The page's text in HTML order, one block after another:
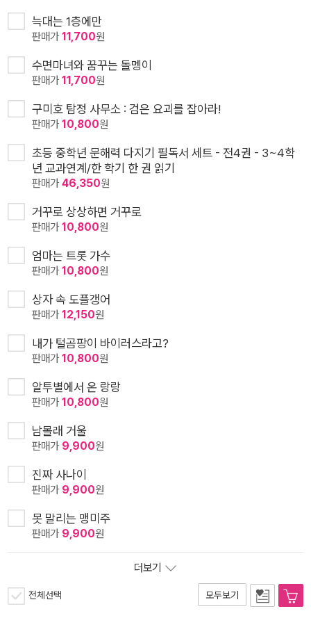
늑대는 1층에만
판매가11,700원
수면마녀와 꿈꾸는 돌멩이
판매가11,700원
구미호 탐정 사무소 : 검은 요괴를 잡아라!
판매가10,800원
초등 중학년 문해력 다지기 필독서 세트 - 전4권 - 3~4학
년 교과연계/한 학기 한 권 읽기
판매가46,350원
거꾸로 상상하면 거꾸로
판매가10,800원
엄마는 트롯 가수
판매가10,800원
상자 속 도플갱어
판매가12,150원
내가 털곰팡이 바이러스라고?
판매가10,800원
알투별에서 온 랑랑
판매가10,800원
남몰래 거울
판매가 9,900원
진짜 사나이
판매가 9,900원
못 말리는 맹미주
판매가 9,900원
더보기
전체선택 모두보기